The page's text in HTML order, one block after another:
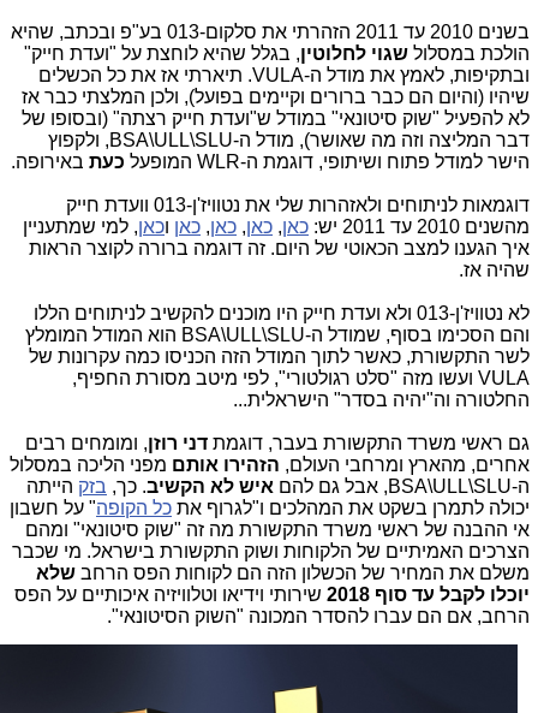
בשנים 2010 עד 2011 הזהרתי את סלקום-013 בע"פ ובכתב, שהיא
הולכת במסלול שגוי לחלוטין, בגלל שהיא לוחצת על "ועדת חייק"
ובתקיפות, לאמץ את מודל ה-VULA. תיארתי אז את כל הכשלים
שיהיו (והיום הם כבר ברורים וקיימים בפועל), ולכן המלצתי כבר אז
לא להפעיל "שוק סיטונאי" במודל ש"ועדת חייק רצתה" (ובסופו של
דבר המליצה וזה מה שאושר), מודל ה-BSA\ULL\SLU, ולקפוץ
הישר למודל פתוח ושיתופי, דוגמת ה-WLR המופעל
כעת באירופה.
דוגמאות לניתוחים ולאזהרות שלי את נטוויז'ן-013 וועדת חייק
מהשנים 2010 עד 2011 יש:
כאן, כאן, כאן, כאןו כאן, למי שמתעניין
איך הגענו למצב הכאוטי של היום. זה דוגמה ברורה לקוצר הראות
שהיה אז.
לא נטוויז'ן-013 ולא ועדת חייק היו מוכנים להקשיב לניתוחים הללו
והם הסכימו בסוף, שמודל ה-BSA\ULL\SLU הוא המודל המומלץ
לשר התקשורת, כאשר לתוך המודל הזה הכניסו כמה עקרונות של
VULA ועשו מזה "סלט רגולטורי", לפי מיטב מסורת החפיף,
החלטורה וה"יהיה בסדר" הישראלית...
גם ראשי משרד התקשורת בעבר, דוגמת דני רוזן, ומומחים רבים
אחרים, מהארץ ומרחבי העולם, הזהירו אותם מפני הליכה במסלול
ה-BSA\ULL\SLU, אבל גם להם
איש לא הקשיב. כך, בזקהייתה
יכולה לתמרן בשקט את המהלכים ו"לגרוף את כל הקופה" על חשבון
אי ההבנה של ראשי משרד התקשורת מה זה "שוק סיטונאי" ומהם
הצרכים האמיתיים של הלקוחות ושוק התקשורת בישראל. מי שכבר
משלם את המחיר של הכשלון הזה הם לקוחות הפס הרחב שלא
יוכלו לקבל עד סוף 2018
שירותי וידיאו וטלוויזיה איכותיים על הפס
הרחב, אם הם עברו להסדר המכונה "השוק הסיטונאי".